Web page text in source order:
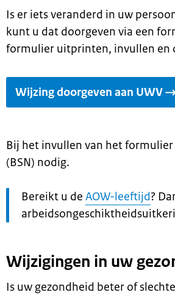
Is er iets veranderd in uw
kunt u dat doorgeven via een
formulier uitprinten, invullen en
Wijzing doorgeven aan UWV
Bij het invullen van het
(BSN) nodig.
Let
op:
Bereikt u de AOW-leeftijd?
Wijzigingen in uw
Is uw gezondheid beter of